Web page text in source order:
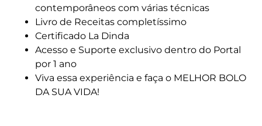
contemporâneos com várias técnicas
Livro de Receitas completíssimo
Certificado La Dinda
Acesso e Suporte exclusivo dentro do Portal
por 1 ano
Viva essa experiência e faça o MELHOR BOLO
DA SUA VIDA!